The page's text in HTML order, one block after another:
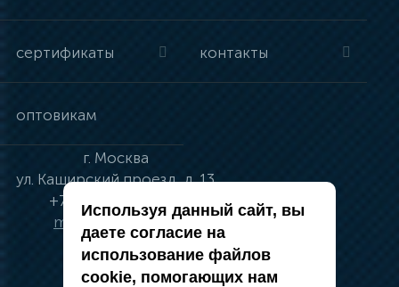
сертификаты контакты
оптовикам
г. Москва
ул. Каширский проезд, д. 13
+7 (495) 134-41-83
moskva@vincci.ru
Используя данный сайт, вы
даете согласие на
использование файлов
cookie, помогающих нам